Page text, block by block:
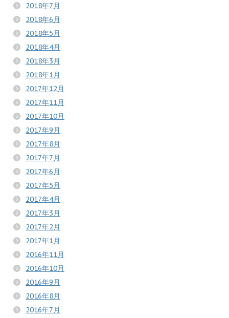
2018年7月
2018年6月
2018年5月
2018年4月
2018年3月
2018年1月
2017年12月
2017年11月
2017年10月
2017年9月
2017年8月
2017年7月
2017年6月
2017年5月
2017年4月
2017年3月
2017年2月
2017年1月
2016年11月
2016年10月
2016年9月
2016年8月
2016年7月